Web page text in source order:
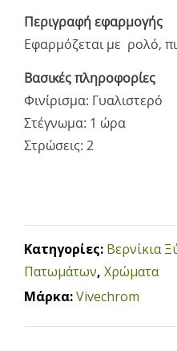
Περιγραφή εφαρμογής
Εφαρμόζεται με ρολό,
Βασικές πληροφορίες
Φινίρισμα: Γυαλιστερό
Στέγνωμα: 1 ώρα
Στρώσεις: 2
Κατηγορίες: Βερνίκια
Πατωμάτων, Χρώματα
Μάρκα:Vivechrom